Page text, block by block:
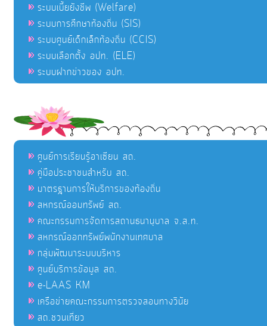
ระบบเบี้ยยังชีพ (Welfare)
ระบบการศึกษาท้องถิ่น (SIS)
ระบบศูนย์เด็กเล็กท้องถิ่น (CCIS)
ระบบเลือกตั้ง อปท. (ELE)
ระบบฝากข่าวของ อปท.
ศูนย์การเรียนรู้อาเซียน สถ.
คู่มือประชาชนสำหรับ สถ.
มาตรฐานการให้บริการของท้องถิ่น
สหกรณ์ออมทรัพย์ สถ.
คณะกรรมการจัดการสถานธนานุบาล จ.ส.ท.
สหกรณ์ออกทรัพย์พนักงานเทศบาล
กลุ่มพัฒนาระบบบริหาร
ศูนย์บริการข้อมูล สถ.
e-LAAS KM
เครือข่ายคณะกรรมการตรวจสอบทางวินัย
สถ.ชวนเที่ยว